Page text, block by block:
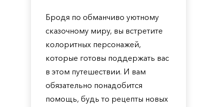
Бродя по обманчиво уютному
сказочному миру, вы встретите
колоритных персонажей,
которые готовы поддержать вас
в этом путешествии. И вам
обязательно понадобится
помощь, будь то рецепты новых